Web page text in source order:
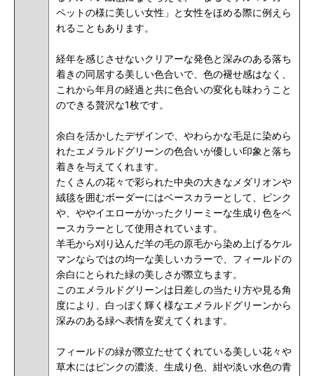
ペットの様に美しい女性」と女性をほめる際に例えら
れることもあります。
経年を感じさせないクリアーな発色と深みのある落ち
着きの同居する美しい色合いで、色の褪せ感はなく、
これから年月の経過と共に色合いの変化も味わうこと
のできる贅沢な1枚です。
余白を活かしたデザインで、やわらかな毛足に染めら
れたエメラルドグリーンの色合いが優しい印象と落ち
着きを与えてくれます。
たくさんの花々で彩られた中央の大きなメダリオンや
絨毯を囲むボーダーにはベースカラーとして、ピンク
や、ややイエローがかったクリーミーな生成り色をベ
ースカラーとして使用されています。
羊毛から刈り込んだ羊の毛の原毛から染め上げるケル
マンならではの均一な美しいカラーで、フィールドの
余白にとられた緑の美しさが際立ちます。
このエメラルドグリーンは日差しの当たり方や見る角
度により、白っぽく輝く様なエメラルドグリーンから
深みのある緑へ表情を変えてくれます。
フィールドの緑が際立たせてくれている美しい花々や
草木にはピンクの濃淡、生成り色、紺や淡い水色の青